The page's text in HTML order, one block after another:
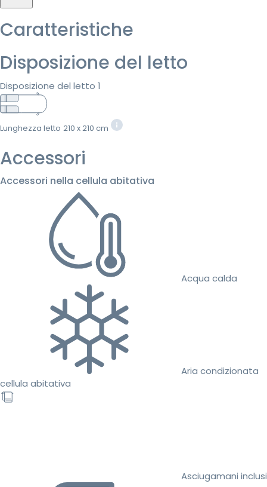
Caratteristiche
Disposizione del letto
Disposizione del letto 1
Lunghezza letto 210 x 210 cm
Accessori
Accessori nella cellula abitativa
Acqua calda
Aria condizionata
cellula abitativa
Asciugamani inclusi